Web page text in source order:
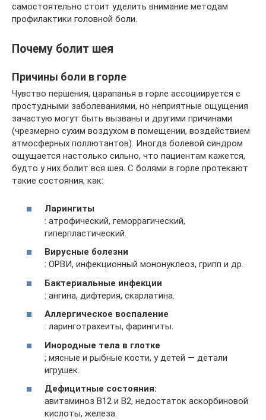
самостоятельно стоит уделить внимание методам
профилактики головной боли.
Почему болит шея
Причины боли в горле
Чувство першения, царапанья в горле ассоциируется с
простудными заболеваниями, но неприятные ощущения
зачастую могут быть вызваны и другими причинами
(чрезмерно сухим воздухом в помещении, воздействием
атмосферных поллютантов). Иногда болевой синдром
ощущается настолько сильно, что пациентам кажется,
будто у них болит вся шея. С болями в горле протекают
такие состояния, как:
Ларингиты
: атрофический, геморрагический,
гиперпластический.
Вирусные болезни
: ОРВИ, инфекционный мононуклеоз, грипп и др.
Бактериальные инфекции
: ангина, дифтерия, скарлатина.
Аллергическое воспаление
: ларинготрахеиты, фарингиты.
Инородные тела в глотке
; мясные и рыбные кости, у детей — детали
игрушек.
Дефицитные состояния:
авитаминоз В12 и В2, недостаток аскорбиновой
кислоты, железа.